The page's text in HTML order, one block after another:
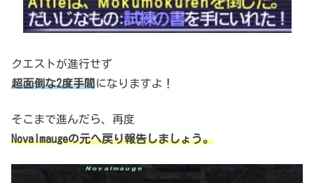
クエストが進行せず
超面倒な2度手間になりますよ！
そこまで進んだら、再度
Novalmaugeの元へ戻り報告しましょう。